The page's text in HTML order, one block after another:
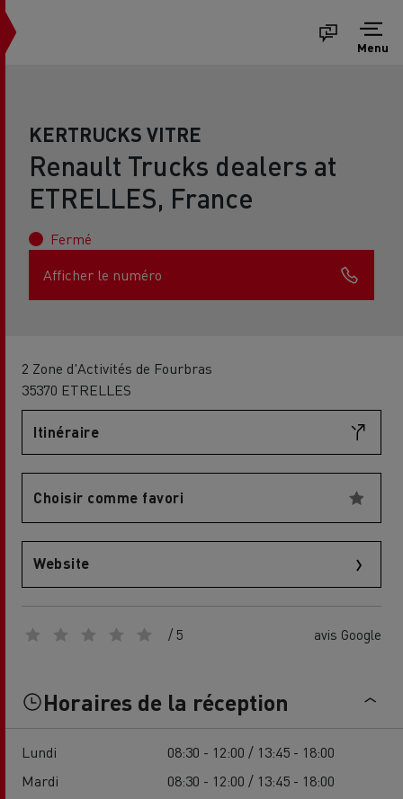
Menu
KERTRUCKS VITRE
Renault Trucks dealers at
ETRELLES, France
Fermé
Afficher le numéro
2 Zone d'Activités de Fourbras
35370 ETRELLES
Itinéraire
Choisir comme favori
Website
/ 5 avis Google
Horaires de la réception
Lundi
08:30 - 12:00 / 13:45 - 18:00
Mardi
08:30 - 12:00 / 13:45 - 18:00